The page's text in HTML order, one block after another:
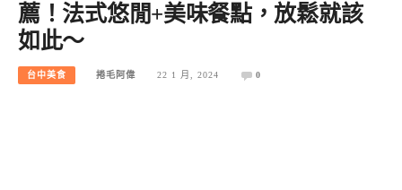
薦！法式悠閒+美味餐點，放鬆就該
如此～
台中美食 捲毛阿偉 22 1 月, 2024 0